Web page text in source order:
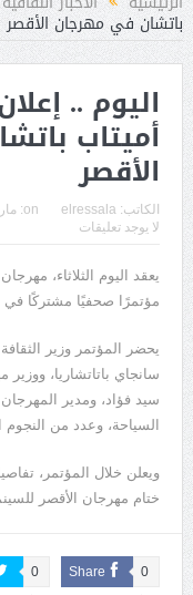
باتشان في مهرجان الأقصر
اليوم ..
أميتاب
الأقصر
الكاتب: elressala
on: مارس
لا يوجد تعليقات
يعقد اليوم الثلاثاء،
مؤتمرًا صحفيًا مشتركًا في
يحضر المؤتمر وزير
سانجاي باتاتشاريا،
سيد فؤاد، ومدير
السياحة، وعدد من النجوم
ويعلن خلال المؤتمر،
ختام مهرجان الأقصر
Share 0
0